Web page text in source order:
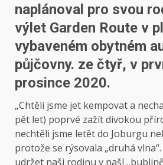
naplánoval pro svou
výlet Garden Route v
vybaveném obytném
půjčovny. ze čtyř, v
prosince 2020.
„Chtěli jsme jet kempovat a
pět let) poprvé zažít divokou
nechtěli jsme letět do Joburgu
protože se rýsovala „druhá
udržet naši rodinu v naší